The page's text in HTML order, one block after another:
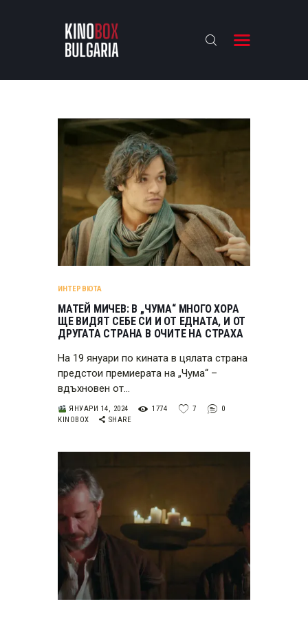
KINOBOX BULGARIA
БАХТИ НАГРАДИТЕ
ИНТЕРВЮТА
ЗА НАС
ИНТЕРВЮТА
МАТЕЙ МИЧЕВ: В „ЧУМА“ МНОГО ХОРА
ЩЕ ВИДЯТ СЕБЕ СИ И ОТ ЕДНАТА, И ОТ
ДРУГАТА СТРАНА В ОЧИТЕ НА СТРАХА
На 19 януари по кината в цялата страна
предстои премиерата на „Чума“ –
вдъхновен от…
ЯНУАРИ 14, 2024 1774 7
0
KINOBOX
SHARE